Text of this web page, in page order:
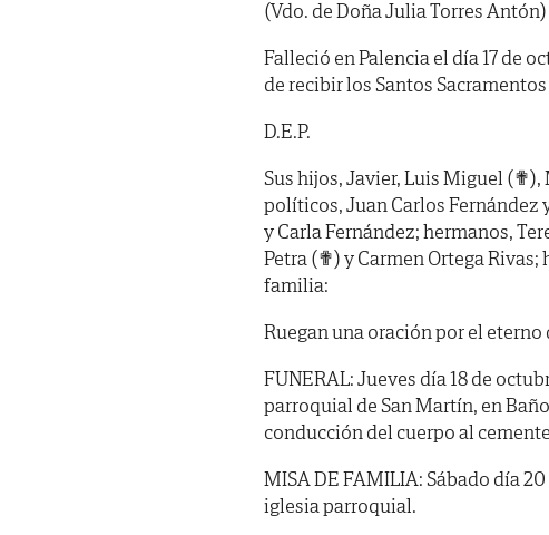
(Vdo. de Doña Julia Torres Antón)
Falleció en Palencia el día 17 de
de recibir los Santos
D.E.P.
Sus hijos, Javier, Luis Miguel (✟),
políticos, Juan Carlos Fernández
y Carla Fernández; hermanos,
Petra (✟) y Carmen Ortega
familia:
Ruegan una oración por el eterno
FUNERAL: Jueves día 18 de
parroquial de San Martín, en
conducción del cuerpo al
MISA DE FAMILIA: Sábado día
iglesia parroquial.